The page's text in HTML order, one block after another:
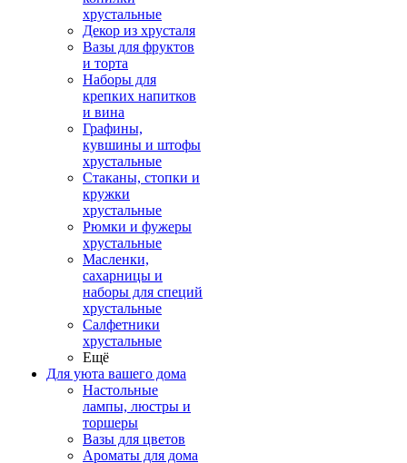
хрустальные
Декор из хрусталя
Вазы для фруктов
и торта
Наборы для
крепких напитков
и вина
Графины,
кувшины и штофы
хрустальные
Стаканы, стопки и
кружки
хрустальные
Рюмки и фужеры
хрустальные
Масленки,
сахарницы и
наборы для специй
хрустальные
Салфетники
хрустальные
Ещё
Для уюта вашего дома
Настольные
лампы, люстры и
торшеры
Вазы для цветов
Ароматы для дома